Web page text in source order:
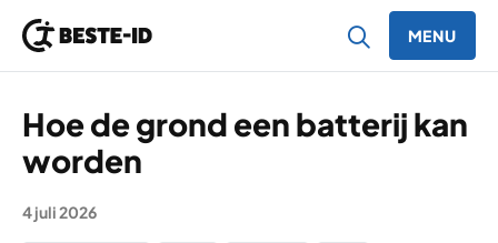
MENU
Hoe de grond een batterij kan
worden
4 juli 2026